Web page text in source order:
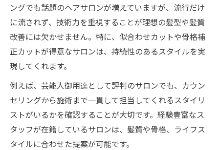
ングでも話題のヘアサロンが増えていますが、流行だけ
に流されず、技術力を重視することが理想の髪型や髪質
改善には欠かせません。特に、似合わせカットや骨格補
正カットが得意なサロンは、持続性のあるスタイルを実
現してくれます。
例えば、芸能人御用達として評判のサロンでも、カウン
セリングから施術まで一貫して担当してくれるスタイリ
ストがいるかを確認することが大切です。経験豊富なス
タッフが在籍しているサロンは、髪質や骨格、ライフス
タイルに合わせた提案が可能です。